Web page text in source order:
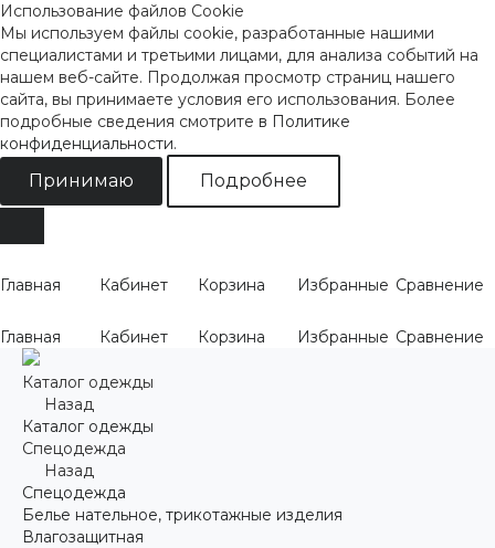
Использование файлов Cookie
Мы используем файлы cookie, разработанные нашими
специалистами и третьими лицами, для анализа событий на
нашем веб-сайте. Продолжая просмотр страниц нашего
сайта, вы принимаете условия его использования. Более
подробные сведения смотрите в Политике
конфиденциальности.
Принимаю Подробнее
Главная Кабинет Корзина Избранные Сравнение
Главная Кабинет Корзина Избранные Сравнение
Каталог одежды
Назад
Каталог одежды
Спецодежда
Назад
Спецодежда
Белье нательное, трикотажные изделия
Влагозащитная